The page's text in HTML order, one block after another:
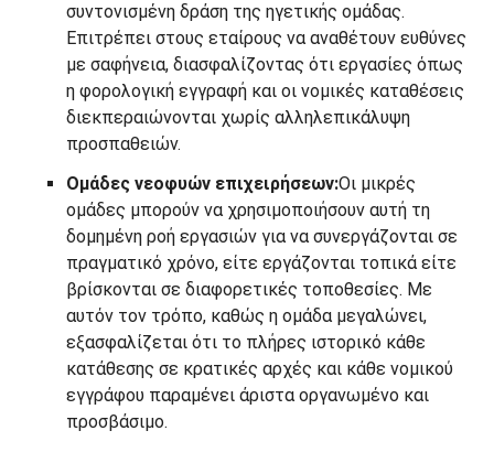
συντονισμένη δράση της ηγετικής ομάδας.
Επιτρέπει στους εταίρους να αναθέτουν ευθύνες
με σαφήνεια, διασφαλίζοντας ότι εργασίες όπως
η φορολογική εγγραφή και οι νομικές καταθέσεις
διεκπεραιώνονται χωρίς αλληλεπικάλυψη
προσπαθειών.
Ομάδες νεοφυών επιχειρήσεων:Οι μικρές
ομάδες μπορούν να χρησιμοποιήσουν αυτή τη
δομημένη ροή εργασιών για να συνεργάζονται σε
πραγματικό χρόνο, είτε εργάζονται τοπικά είτε
βρίσκονται σε διαφορετικές τοποθεσίες. Με
αυτόν τον τρόπο, καθώς η ομάδα μεγαλώνει,
εξασφαλίζεται ότι το πλήρες ιστορικό κάθε
κατάθεσης σε κρατικές αρχές και κάθε νομικού
εγγράφου παραμένει άριστα οργανωμένο και
προσβάσιμο.